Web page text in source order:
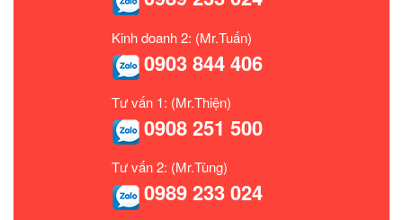
Kinh doanh 2: (Mr.Tuấn)
0903 844 406
Tư vấn 1: (Mr.Thiện)
0908 251 500
Tư vấn 2: (Mr.Tùng)
0989 233 024